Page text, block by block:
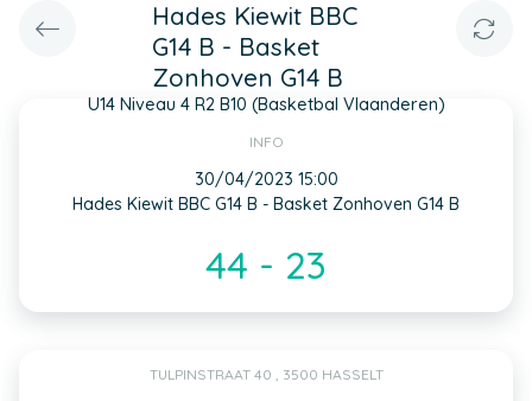
Hades Kiewit BBC
G14 B - Basket
Zonhoven G14 B
U14 Niveau 4 R2 B10 (Basketbal Vlaanderen)
INFO
30/04/2023 15:00
Hades Kiewit BBC G14 B - Basket Zonhoven G14 B
44 - 23
TULPINSTRAAT 40 , 3500 HASSELT